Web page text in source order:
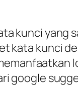
kunci yang
kata kunci
google